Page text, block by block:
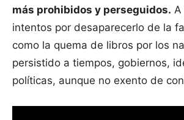
más prohibidos y perseguidos.
intentos por desaparecerlo de la
como la quema de libros por los
persistido a tiempos, gobiernos,
políticas, aunque no exento de